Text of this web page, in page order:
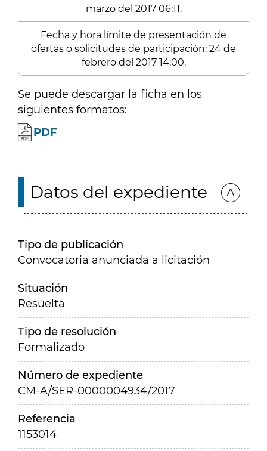
marzo del 2017 06:11.
Fecha y hora límite de presentación de
ofertas o solicitudes de participación: 24 de
febrero del 2017 14:00.
Se puede descargar la ficha en los
siguientes formatos:
PDF
Datos del expediente
Tipo de publicación
Convocatoria anunciada a licitación
Situación
Resuelta
Tipo de resolución
Formalizado
Número de expediente
CM-A/SER-0000004934/2017
Referencia
1153014